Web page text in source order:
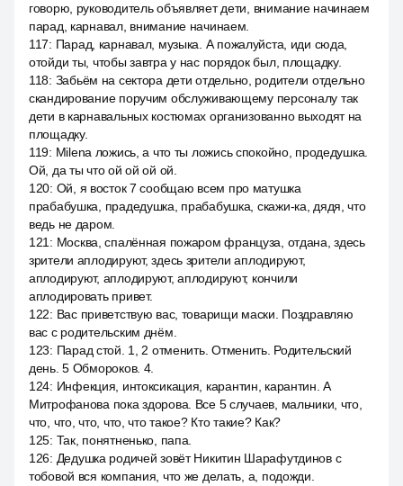
говорю, руководитель объявляет дети, внимание начинаем
парад, карнавал, внимание начинаем.
117: Парад, карнавал, музыка. А пожалуйста, иди сюда,
отойди ты, чтобы завтра у нас порядок был, площадку.
118: Забьём на сектора дети отдельно, родители отдельно
скандирование поручим обслуживающему персоналу так
дети в карнавальных костюмах организованно выходят на
площадку.
119: Milena ложись, а что ты ложись спокойно, продедушка.
Ой, да ты что ой ой ой ой.
120: Ой, я восток 7 сообщаю всем про матушка
прабабушка, прадедушка, прабабушка, скажи-ка, дядя, что
ведь не даром.
121 : Москва, спалённая пожаром француза, отдана, здесь
зрители аплодируют, здесь зрители аплодируют,
аплодируют, аплодируют, аплодируют, кончили
аплодировать привет.
122: Вас приветствую вас, товарищи маски. Поздравляю
вас с родительским днём.
123: Парад стой. 1, 2 отменить. Отменить. Родительский
день. 5 Обмороков. 4.
124: Инфекция, интоксикация, карантин, карантин. А
Митрофанова пока здорова. Все 5 случаев, мальчики, что,
что, что, что, что, что такое? Кто такие? Как?
125: Так, понятненько, папа.
126: Дедушка родичей зовёт Никитин Шарафутдинов с
тобовой вся компания, что же делать, а, подожди.